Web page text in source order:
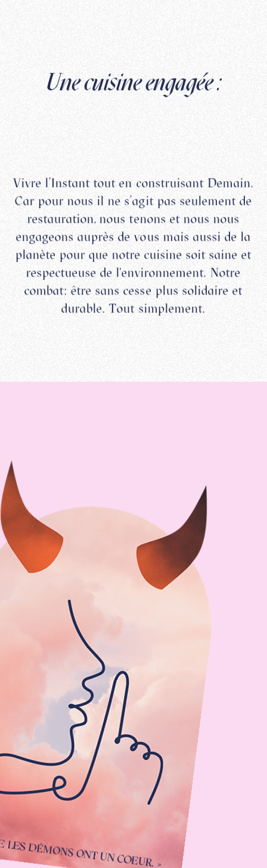
Une cuisine engagée :
Vivre l’Instant tout en construisant Demain.
Car pour nous il ne s’agit pas seulement de
restauration, nous tenons et nous nous
engageons auprès de vous mais aussi de la
planète pour que notre cuisine soit saine et
respectueuse de l'environnement. Notre
combat: être sans cesse plus solidaire et
durable. Tout simplement.